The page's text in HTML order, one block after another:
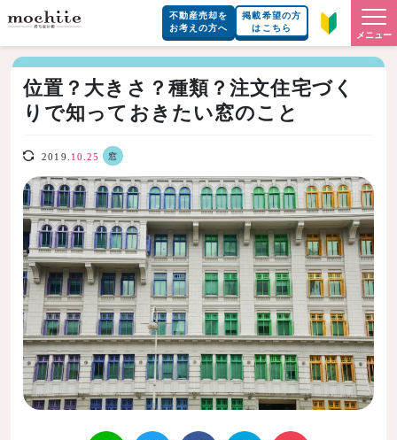
不動産売却を
お考えの方へ
掲載希望の方
はこちら
メニュー
位置？大きさ？種類？注文住宅づく
りで知っておきたい窓のこと
2019. 10.25 窓